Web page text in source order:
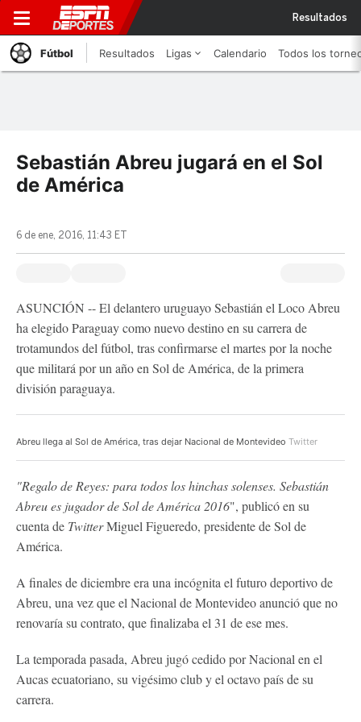
Resultados
Fútbol Resultados Ligas Calendario Todos los
Sebastián Abreu jugará en el Sol
de América
6 de ene, 2016, 11:43 ET
ASUNCIÓN -- El delantero uruguayo Sebastián el Loco Abreu
ha elegido Paraguay como nuevo destino en su carrera de
trotamundos del fútbol, tras confirmarse el martes por la noche
que militará por un año en Sol de América, de la primera
división paraguaya.
Abreu llega al Sol de América, tras dejar Nacional de Montevideo Twitter
"Regalo de Reyes: para todos los hinchas solenses. Sebastián
Abreu es jugador de Sol de América 2016", publicó en su
cuenta de TwitterMiguel Figueredo, presidente de Sol de
América.
A finales de diciembre era una incógnita el futuro deportivo de
Abreu, una vez que el Nacional de Montevideo anunció que no
renovaría su contrato, que finalizaba el 31 de ese mes.
La temporada pasada, Abreu jugó cedido por Nacional en el
Aucas ecuatoriano, su vigésimo club y el octavo país de su
carrera.